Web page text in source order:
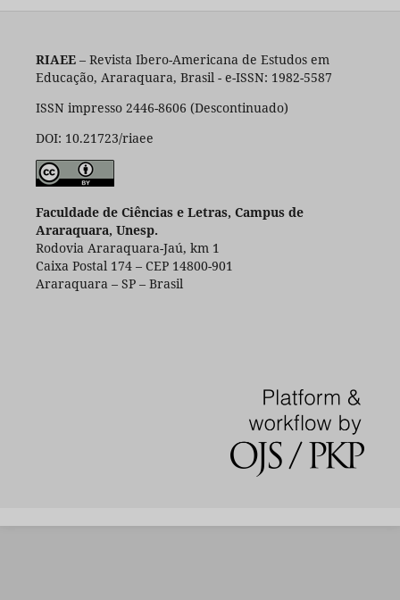
RIAEE– Revista Ibero-Americana de Estudos em
Educação, Araraquara, Brasil - e-ISSN: 1982-5587
ISSN impresso 2446-8606 (Descontinuado)
DOI: 10.21723/riaee
Faculdade de Ciências e Letras, Campus de
Araraquara, Unesp.
Rodovia Araraquara-Jaú, km 1
Caixa Postal 174 – CEP 14800-901
Araraquara – SP – Brasil